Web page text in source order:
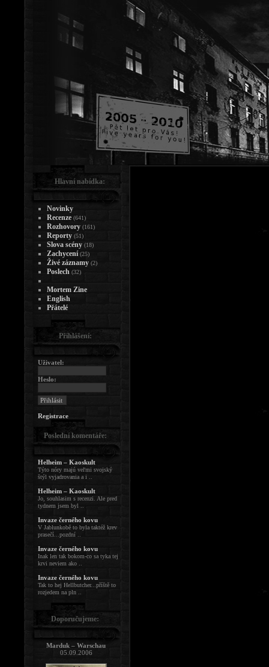
Hlavní nabídka:
Novinky
Recenze (641)
Rozhovory (161)
Reporty (51)
Slova scény (18)
Zachycení (25)
Živé záznamy (2)
Poslech (32)
Mortem Zine
English
Přátelé
Přihlášení:
Uživatel:
Heslo:
Registrace
Poslední komentáře:
Helheim – Kaoskult
Týto nóry majú veľmi svojský
štýl vyjadrovania a i ..
Helheim – Kaoskult
Jo, souhlasim s recenzi. Ale pred
tydnem jsem byl ..
Invaze černého kovu
V Jablunkobě to byla taktéž krev
prasečí...pozdní ..
Invaze černého kovu
Inak len tak bokom-co sa tyka tej
krvi neviem ako ..
Invaze černého kovu
Tak to hej Hellbutcher...příště to
rozjedem na pln ..
Doporučujeme:
Marduk – Warschau
05.09.2006